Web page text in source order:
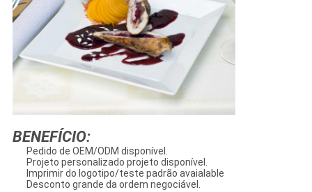
BENEFÍCIO:
Pedido de OEM/ODM disponível.
Projeto personalizado projeto disponível.
Imprimir do logotipo/teste padrão avaialable
Desconto grande da ordem negociável.